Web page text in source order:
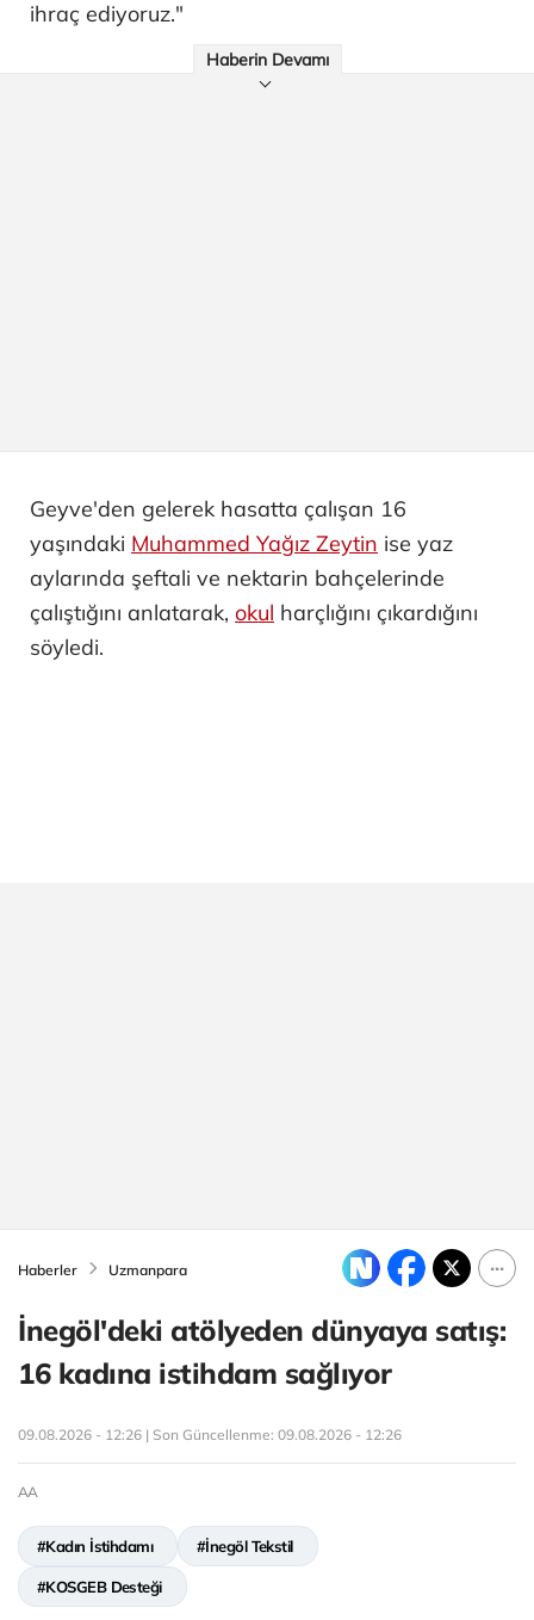
ihraç ediyoruz."
Haberin Devamı
Geyve'den gelerek hasatta çalışan 16
yaşındaki Muhammed Yağız Zeytin ise yaz
aylarında şeftali ve nektarin bahçelerinde
çalıştığını anlatarak, okul harçlığını çıkardığını
söyledi.
Haberler Uzmanpara
İnegöl'deki atölyeden dünyaya satış:
16 kadına istihdam sağlıyor
09.08.2026 - 12:26 | Son Güncellenme: 09.08.2026 - 12:26
AA
#Kadın İstihdamı #İnegöl Tekstil
#KOSGEB Desteği